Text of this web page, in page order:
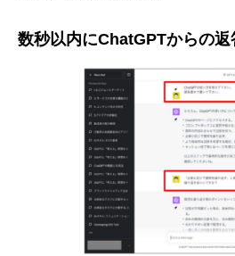
数秒以内にChatGPTからの返